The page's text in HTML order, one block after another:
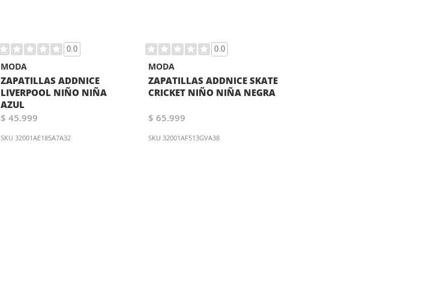
0.0
MODA
ZAPATILLAS ADDNICE
LIVERPOOL NIÑO NIÑA
AZUL
$ 45.999
SKU 32001AE185A7A32
0.0
MODA
ZAPATILLAS ADDNICE SKATE
CRICKET NIÑO NIÑA NEGRA
$ 65.999
SKU 32001AF513GVA38